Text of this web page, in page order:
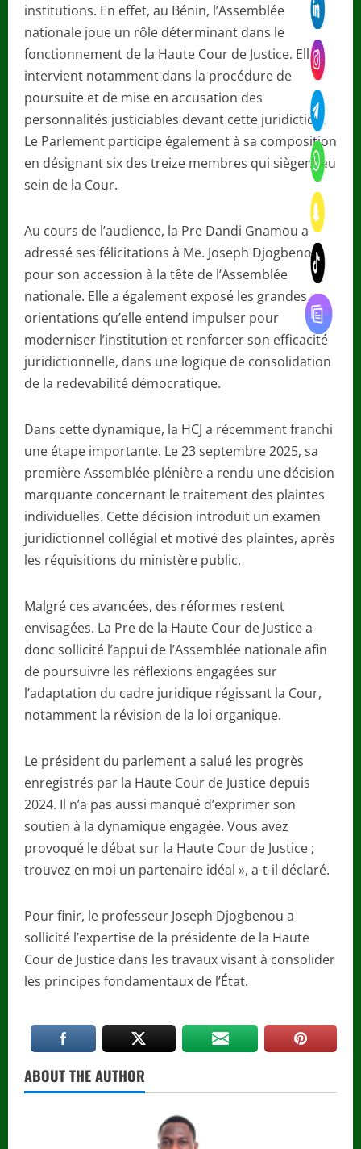
institutions. En effet, au Bénin, l’Assemblée
nationale joue un rôle déterminant dans le
fonctionnement de la Haute Cour de Justice. Elle
intervient notamment dans la procédure de
poursuite et de mise en accusation des
personnalités justiciables devant cette juridiction.
Le Parlement participe également à sa composition
en désignant six des treize membres qui siègent au
sein de la Cour.
Au cours de l’audience, la Pre Dandi Gnamou a
adressé ses félicitations à Me. Joseph Djogbenou
pour son accession à la tête de l’Assemblée
nationale. Elle a également exposé les grandes
orientations qu’elle entend impulser pour
moderniser l’institution et renforcer son efficacité
juridictionnelle, dans une logique de consolidation
de la redevabilité démocratique.
Dans cette dynamique, la HCJ a récemment franchi
une étape importante. Le 23 septembre 2025, sa
première Assemblée plénière a rendu une décision
marquante concernant le traitement des plaintes
individuelles. Cette décision introduit un examen
juridictionnel collégial et motivé des plaintes, après
les réquisitions du ministère public.
Malgré ces avancées, des réformes restent
envisagées. La Pre de la Haute Cour de Justice a
donc sollicité l’appui de l’Assemblée nationale afin
de poursuivre les réflexions engagées sur
l’adaptation du cadre juridique régissant la Cour,
notamment la révision de la loi organique.
Le président du parlement a salué les progrès
enregistrés par la Haute Cour de Justice depuis
2024. Il n’a pas aussi manqué d’exprimer son
soutien à la dynamique engagée. Vous avez
provoqué le débat sur la Haute Cour de Justice ;
trouvez en moi un partenaire idéal », a-t-il déclaré.
Pour finir, le professeur Joseph Djogbenou a
sollicité l’expertise de la présidente de la Haute
Cour de Justice dans les travaux visant à consolider
les principes fondamentaux de l’État.
ABOUT THE AUTHOR